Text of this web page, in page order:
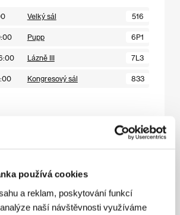
používá cookies
a reklam, poskytování funkcí
naší návštěvnosti využíváme
Velký sál 516
Pupp 6P1
Lázně III 7L3
Kongresový sál 833
/ Libanon, Katar, Saúdská Arábie,
Velký sál 616